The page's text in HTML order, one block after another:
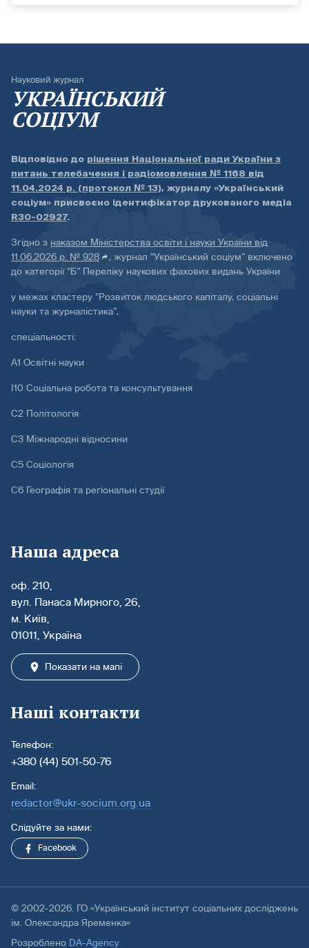
Науковий журнал
УКРАЇНСЬКИЙ
СОЦІУМ
Відповідно до рішення Національної ради України з
питань телебачення і радіомовлення № 1168 від
11.04.2024 р. (протокол № 13), журналу «Український
соціум» присвоєно ідентифікатор друкованого медіа
R30-02927.
Згідно з наказом Міністерства освіти і науки України від
11.06.2026 р. № 928
, журнал “Український соціум” включено
до категорії “Б” Переліку наукових фахових видань України
у межах кластеру “Розвиток людського капіталу, соціальні
науки та журналістика”,
спеціальності:
А1 Освітні науки
І10 Соціальна робота та консультування
С2 Політологія
С3 Міжнародні відносини
С5 Соціологія
С6 Географія та регіональні студії
Наша адреса
оф. 210,
вул. Панаса Мирного, 26,
м. Київ,
01011, Україна
Показати на мапі
Наші контакти
Телефон:
+380 (44) 501-50-76
Email:
redactor@ukr-socium.org.ua
Слідуйте за нами:
Facebook
© 2002-2026. ГО «Український інститут соціальних досліджень
ім. Олександра Яременка»
Розроблено DA-Agency